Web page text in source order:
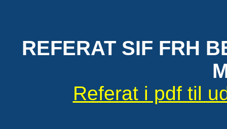
REFERAT SIF FRH
Referat i pdf til